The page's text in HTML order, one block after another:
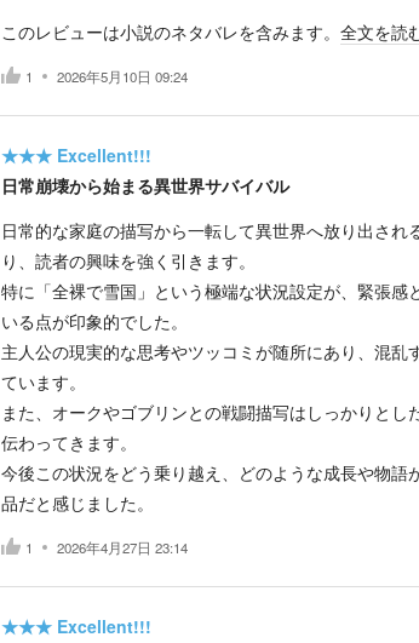
このレビューは小説のネタバレを含みます。 全文を読
1 2026年5月10日 09:24
★★★ Excellent!!!
日常崩壊から始まる異世界サバイバル
日常的な家庭の描写から一転して異世界へ放り出され
り、読者の興味を強く引きます。
特に「全裸で雪国」という極端な状況設定が、緊張感
いる点が印象的でした。
主人公の現実的な思考やツッコミが随所にあり、混乱
ています。
また、オークやゴブリンとの戦闘描写はしっかりとし
伝わってきます。
今後この状況をどう乗り越え、どのような成長や物語
品だと感じました。
1 2026年4月27日 23:14
★★★ Excellent!!!